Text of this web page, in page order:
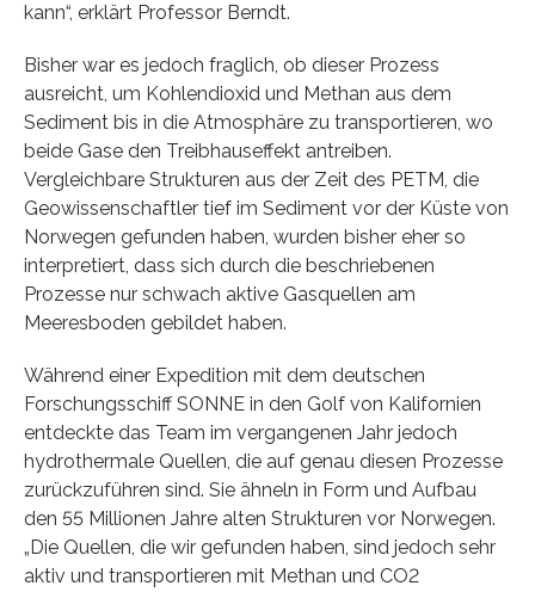
kann“, erklärt Professor Berndt.
Bisher war es jedoch fraglich, ob dieser Prozess
ausreicht, um Kohlendioxid und Methan aus dem
Sediment bis in die Atmosphäre zu transportieren, wo
beide Gase den Treibhauseffekt antreiben.
Vergleichbare Strukturen aus der Zeit des PETM, die
Geowissenschaftler tief im Sediment vor der Küste von
Norwegen gefunden haben, wurden bisher eher so
interpretiert, dass sich durch die beschriebenen
Prozesse nur schwach aktive Gasquellen am
Meeresboden gebildet haben.
Während einer Expedition mit dem deutschen
Forschungsschiff SONNE in den Golf von Kalifornien
entdeckte das Team im vergangenen Jahr jedoch
hydrothermale Quellen, die auf genau diesen Prozesse
zurückzuführen sind. Sie ähneln in Form und Aufbau
den 55 Millionen Jahre alten Strukturen vor Norwegen.
„Die Quellen, die wir gefunden haben, sind jedoch sehr
aktiv und transportieren mit Methan und CO2